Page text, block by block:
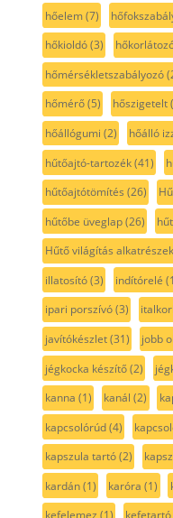
hőelem(7)
hőkioldó(3)
hőmérsékletszabályozó
hőmérő(5) hőszigetelt
hőállógumi (2) hőálló
hűtőajtó-tartozék(41)
hűtőajtótömítés (26)
hűtőbe üveglap(26)
Hűtő világítás alkatrészek
illatosító(3) indítórelé
ipari porszívó(3)
javítókészlet(31) jobb
jégkocka készítő(2)
kanna (1) kanál (2)
kapcsolórúd(4)
kapszula tartó(2)
kardán(1) karóra (1)